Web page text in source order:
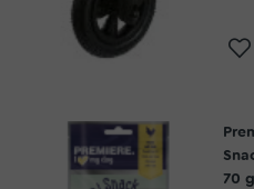
70 g